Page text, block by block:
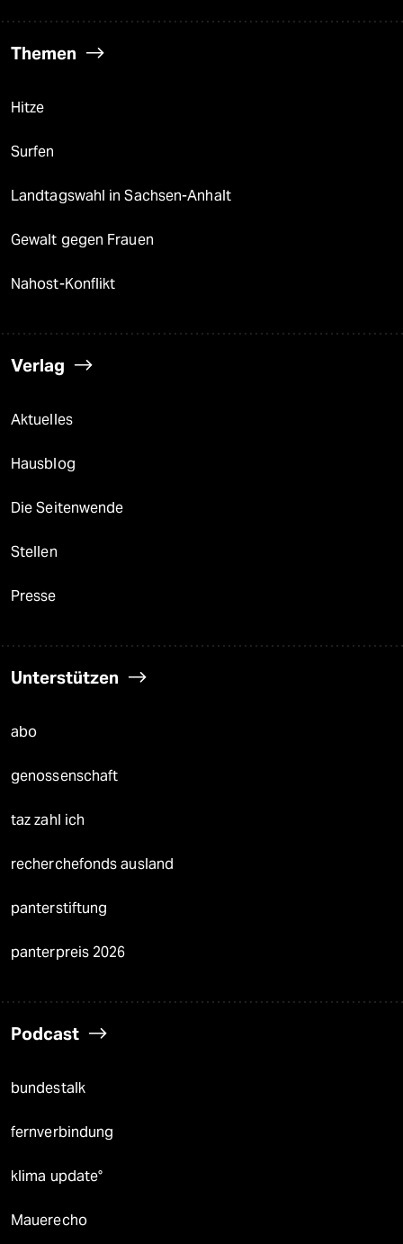
Themen
Hitze
Surfen
Landtagswahl in Sachsen-Anhalt
Gewalt gegen Frauen
Nahost-Konflikt
Verlag
Aktuelles
Hausblog
Die Seitenwende
Stellen
Presse
Unterstützen
abo
genossenschaft
taz zahl ich
recherchefonds ausland
panterstiftung
panterpreis 2026
Podcast
bundestalk
fernverbindung
klima update°
Mauerecho